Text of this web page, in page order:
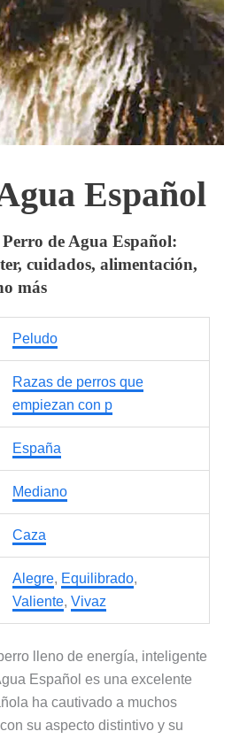
Español
de Agua Español:
cuidados, alimentación,
más
Peludo
Razas de perros que
empiezan con p
España
Mediano
Caza
Alegre, Equilibrado,
Valiente, Vivaz
lleno de energía, inteligente
Español es una excelente
ha cautivado a muchos
su aspecto distintivo y su